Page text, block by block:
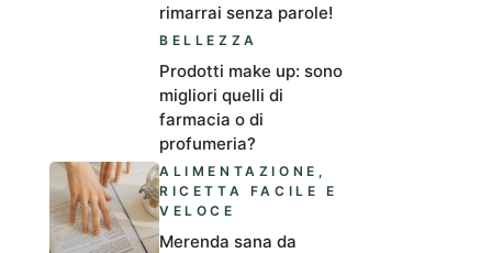
rimarrai senza parole!
BELLEZZA
Prodotti make up: sono
migliori quelli di
farmacia o di
profumeria?
ALIMENTAZIONE ,
RICETTA FACILE E
VELOCE
Merenda sana da